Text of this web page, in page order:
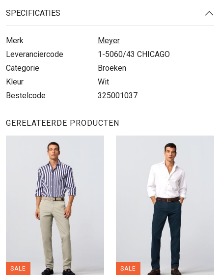
SPECIFICATIES
Merk
Meyer
Leveranciercode
1-5060/43 CHICAGO
Categorie
Broeken
Kleur
Wit
Bestelcode
325001037
GERELATEERDE PRODUCTEN
SALE SALE